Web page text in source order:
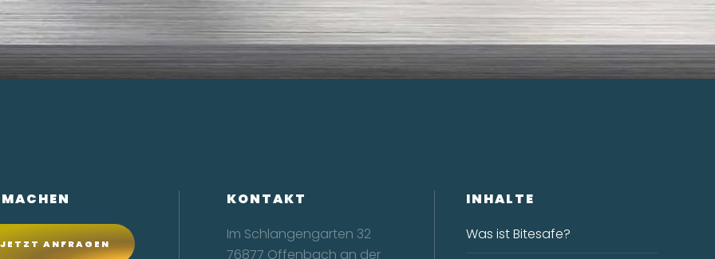
JETZT ANFRAGEN
KONTAKT
Im Schlangengarten 32
76877 Offenbach an der
INHALTE
Was ist Bitesafe?